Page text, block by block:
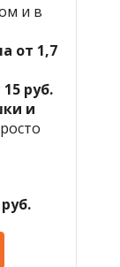
и в
от 1,7
руб.
и